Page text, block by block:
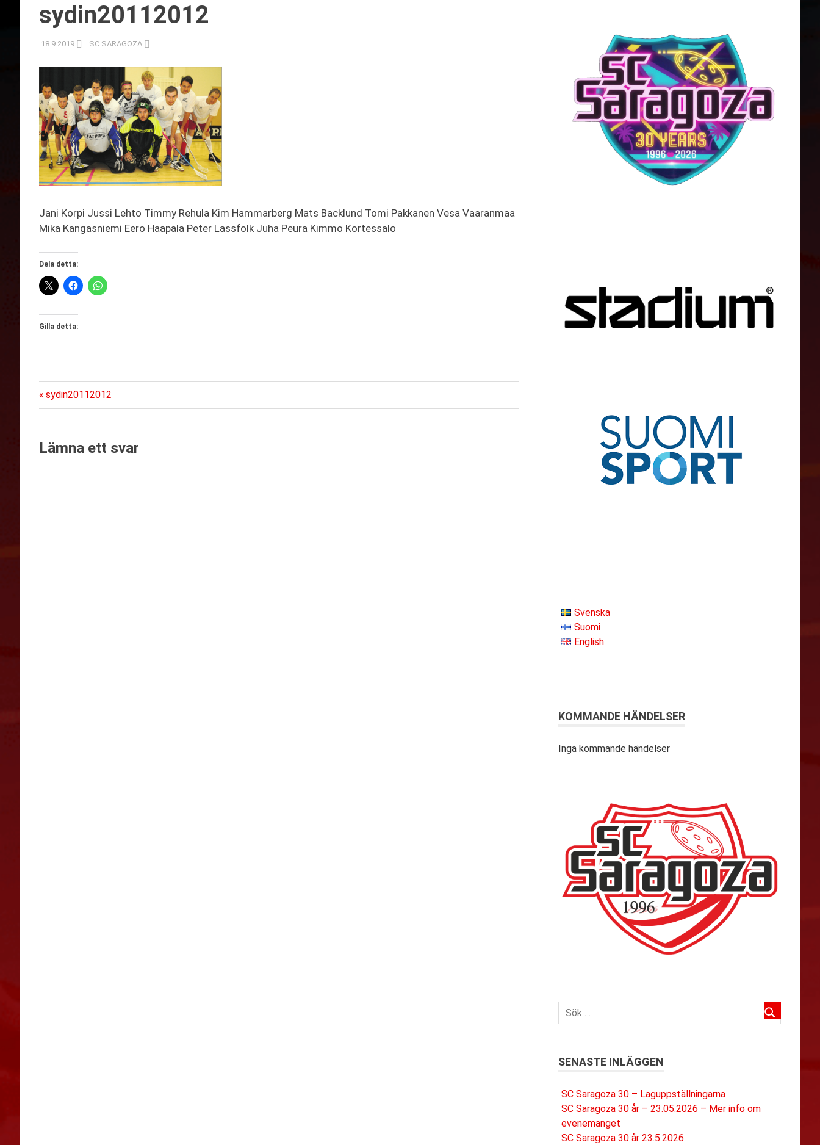
sydin20112012
18.9.2019 SC SARAGOZA
Jani Korpi Jussi Lehto Timmy Rehula Kim Hammarberg Mats Backlund Tomi Pakkanen Vesa Vaaranmaa
Mika Kangasniemi Eero Haapala Peter Lassfolk Juha Peura Kimmo Kortessalo
Dela detta:
Gilla detta:
Inläggsnavigering
Föregående
inlägg:
sydin20112012
Lämna ett svar
Svenska
Suomi
English
KOMMANDE HÄNDELSER
Inga kommande händelser
SENASTE INLÄGGEN
SC Saragoza 30 – Laguppställningarna
SC Saragoza 30 år – 23.05.2026 – Mer info om
evenemanget
SC Saragoza 30 år 23.5.2026